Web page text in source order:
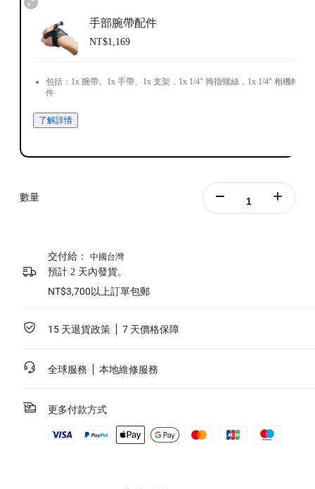
手部腕帶配件
NT$1,169
包括：1x 腕帶、1x 手帶、1x 支架，1x 1/4" 拇指螺絲，1x 1/4" 相機轉接
件
了解詳情
數量
交付給： 中國台灣
預計 2 天內發貨。
NT$3,700以上訂單包郵
15 天退貨政策 7 天價格保障
全球服務 本地維修服務
更多付款方式